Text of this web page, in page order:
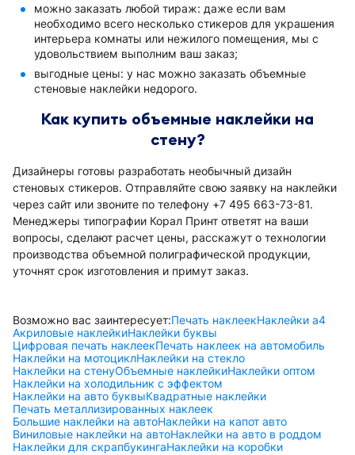
можно заказать любой тираж: даже если вам
необходимо всего несколько стикеров для украшения
интерьера комнаты или нежилого помещения, мы с
удовольствием выполним ваш заказ;
выгодные цены: у нас можно заказать объемные
стеновые наклейки недорого.
Как купить объемные наклейки на
стену?
Дизайнеры готовы разработать необычный дизайн
стеновых стикеров. Отправляйте свою заявку на наклейки
через сайт или звоните по телефону +7 495 663-73-81.
Менеджеры типографии Корал Принт ответят на ваши
вопросы, сделают расчет цены, расскажут о технологии
производства объемной полиграфической продукции,
уточнят срок изготовления и примут заказ.
Возможно вас заинтересует:Печать наклеекНаклейки а4
Акриловые наклейкиНаклейки буквы
Цифровая печать наклеекПечать наклеек на автомобиль
Наклейки на мотоциклНаклейки на стекло
Наклейки на стенуОбъемные наклейкиНаклейки оптом
Наклейки на холодильник с эффектом
Наклейки на авто буквыКвадратные наклейки
Печать металлизированных наклеек
Большие наклейки на автоНаклейки на капот авто
Виниловые наклейки на автоНаклейки на авто в роддом
Наклейки для скрапбукингаНаклейки на коробки